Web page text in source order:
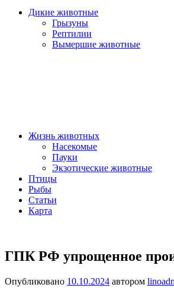
Дикие животные
Грызуны
Рептилии
Вымершие животные
Жизнь животных
Насекомые
Пауки
Экзотические животные
Птицы
Рыбы
Статьи
Карта
ГПК РФ упрощенное
Опубликовано 10.10.2024 автором